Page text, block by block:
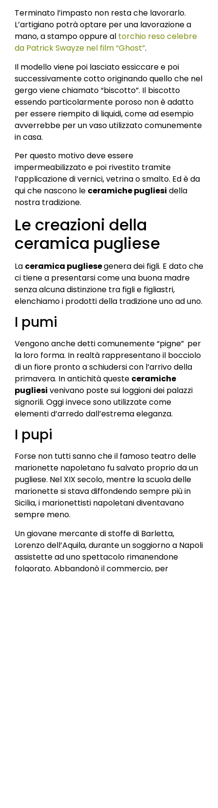
Terminato l’impasto non resta che lavorarlo.
L’artigiano potrà optare per una lavorazione a
mano, a stampo oppure al torchio reso celebre
da Patrick Swayze nel film “Ghost”.
Il modello viene poi lasciato essiccare e poi
successivamente cotto originando quello che nel
gergo viene chiamato “biscotto”. Il biscotto
essendo particolarmente poroso non è adatto
per essere riempito di liquidi, come ad esempio
avverrebbe per un vaso utilizzato comunemente
in casa.
Per questo motivo deve essere
impermeabilizzato e poi rivestito tramite
l’applicazione di vernici, vetrina o smalto. Ed è da
qui che nascono le ceramiche pugliesi della
nostra tradizione.
Le creazioni della
ceramica pugliese​
La ceramica pugliesegenera dei figli. E dato che
ci tiene a presentarsi come una buona madre
senza alcuna distinzione tra figli e figliastri,
elenchiamo i prodotti della tradizione uno ad uno.
I pumi
Vengono anche detti comunemente “pigne” per
la loro forma. In realtà rappresentano il bocciolo
di un fiore pronto a schiudersi con l’arrivo della
primavera. In antichità queste ceramiche
pugliesi venivano poste sui loggioni dei palazzi
signorili. Oggi invece sono utilizzate come
elementi d’arredo dall’estrema eleganza.
I pupi
Forse non tutti sanno che il famoso teatro delle
marionette napoletano fu salvato proprio da un
pugliese. Nel XIX secolo, mentre la scuola delle
marionette si stava diffondendo sempre più in
Sicilia, i marionettisti napoletani diventavano
sempre meno.
Un giovane mercante di stoffe di Barletta,
Lorenzo dell’Aquila, durante un soggiorno a Napoli
assistette ad uno spettacolo rimanendone
folgorato. Abbandonò il commercio, per